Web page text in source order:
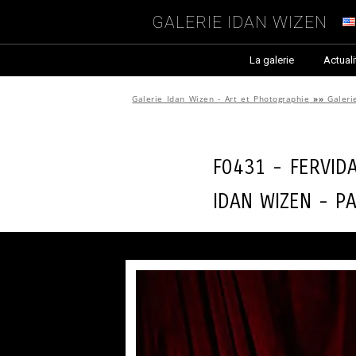
Galerie Idan Wizen
La galerie
Galerie Idan Wizen - Art et Photographie »»
F0431 -
Idan Wizen -